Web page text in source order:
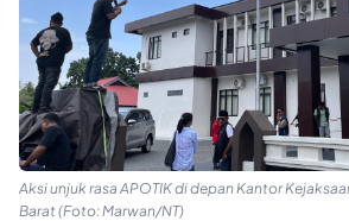
Aksi unjuk rasa APOTIK di depan Kantor
Barat (Foto: Marwan/NT)